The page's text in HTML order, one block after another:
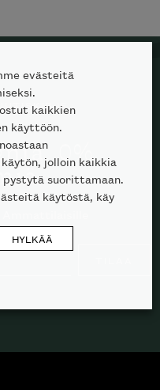
0%
evästeitä
kaikkien
käyttöön.
jolloin kaikkia
pystytä suorittamaan.
käytöstä, käy
HYLKÄÄ